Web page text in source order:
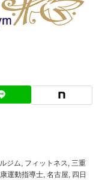
ジム, フィットネス, 三重
運動指導士, 名古屋, 四日